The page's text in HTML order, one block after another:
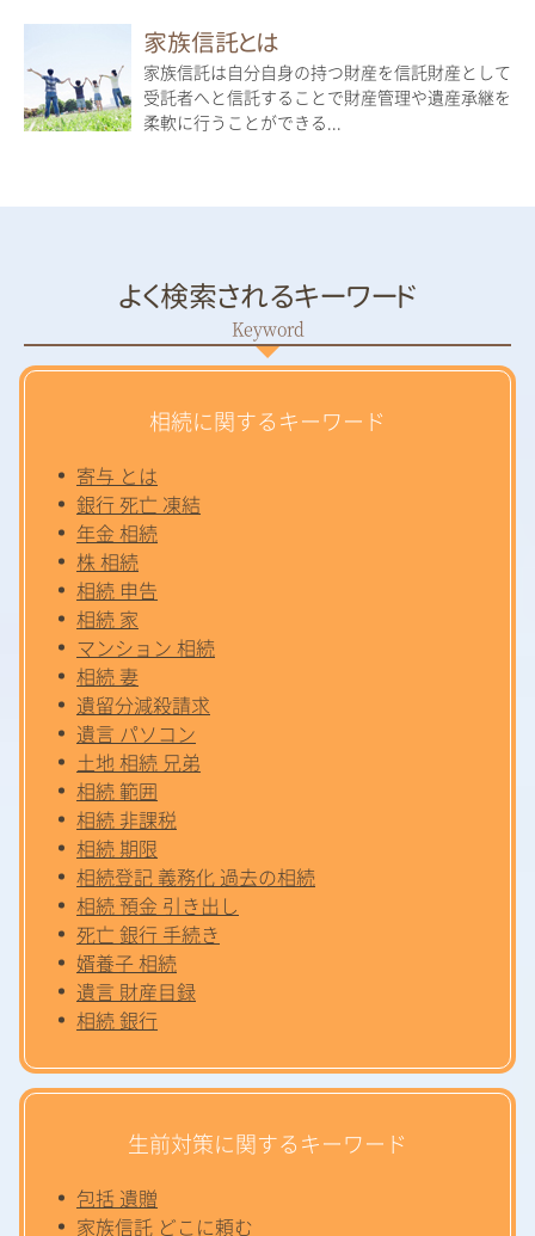
家族信託とは
家族信託は自分自身の持つ財産を信託財産として
受託者へと信託することで財産管理や遺産承継を
柔軟に行うことができる...
よく検索されるキーワード
相続に関するキーワード
寄与 とは
銀行 死亡 凍結
年金 相続
株 相続
相続 申告
相続 家
マンション 相続
相続 妻
遺留分減殺請求
遺言 パソコン
土地 相続 兄弟
相続 範囲
相続 非課税
相続 期限
相続登記 義務化 過去の相続
相続 預金 引き出し
死亡 銀行 手続き
婿養子 相続
遺言 財産目録
相続 銀行
生前対策に関するキーワード
包括 遺贈
家族信託 どこに頼む